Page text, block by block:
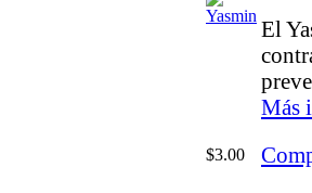
El
Más
$3.00